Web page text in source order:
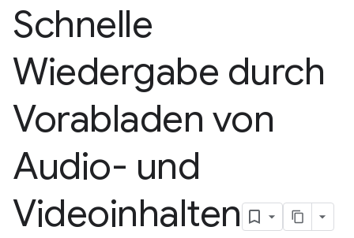
Schnelle
Wiedergabe durch
Vorabladen von
Audio- und
Videoinhalten